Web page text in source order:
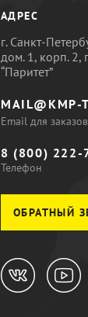
АДРЕС
г. Санкт-
дом. 1, корп. 2,
“Паритет”
MAIL@KMP-
Email для заказов
8 (800) 222-
Телефон
ОБРАТНЫЙ